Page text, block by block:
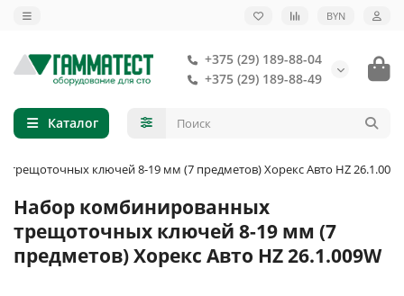
BYN
+375 (29) 189-88-04
+375 (29) 189-88-49
Каталог
ключей 8-19 мм (7 предметов) Хорекс Авто HZ
Набор комбинированных
трещоточных ключей 8-19 мм (7
предметов) Хорекс Авто HZ 26.1.009W